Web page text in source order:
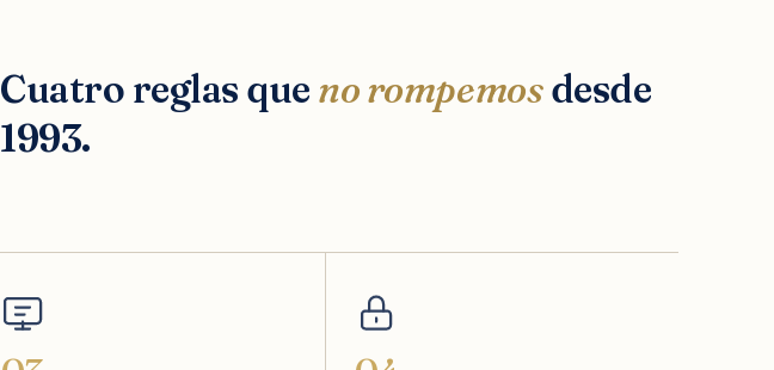
Cuatro reglas que no rompemosdesde
1993.